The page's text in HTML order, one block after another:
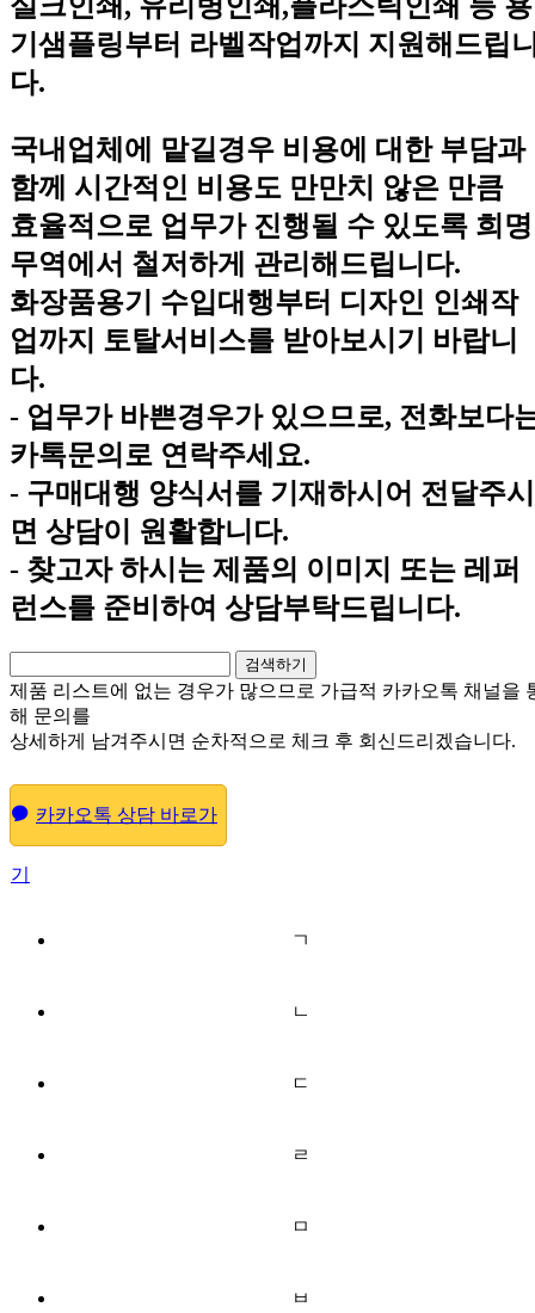
기샘플링부터 라벨작업까지 지원해드립
다.
국내업체에 맡길경우 비용에 대한 부담과
함께 시간적인 비용도 만만치 않은 만큼
효율적으로 업무가 진행될 수 있도록 희명
무역에서 철저하게 관리해드립니다.
화장품용기 수입대행부터 디자인 인쇄작
업까지 토탈서비스를 받아보시기 바랍니
다.
- 업무가 바쁜경우가 있으므로, 전화보다
카톡문의로 연락주세요.
- 구매대행 양식서를 기재하시어 전달주시
면 상담이 원활합니다.
- 찾고자 하시는 제품의 이미지 또는 레퍼
런스를 준비하여 상담부탁드립니다.
제품 리스트에 없는 경우가 많으므로 가급적 카카오톡 채널을
해 문의를
상세하게 남겨주시면 순차적으로 체크 후 회신드리겠습니다.
카카오톡 상담 바로가
기
ㄱ
ㄴ
ㄷ
ㄹ
ㅁ
ㅂ